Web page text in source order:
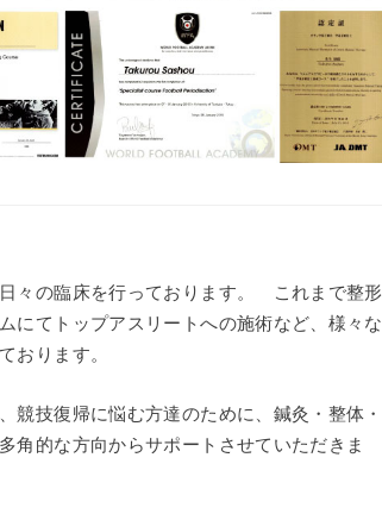
々の臨床を行っております。 これまで整形
にてトップアスリートへの施術など、様々な
おります。
競技復帰に悩む方達のために、鍼灸・整体・
角的な方向からサポートさせていただきま